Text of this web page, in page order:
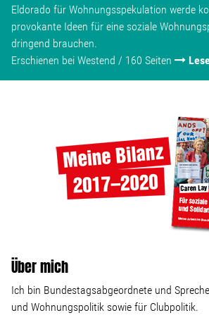
Eldorado für Wohnungsspekulation werde
provokante Ideen für eine soziale
dringend brauchen.
Erschienen bei Westend / 160 Seiten
Über mich
Ich bin Bundestagsabgeordnete und
und Wohnungspolitik sowie für Clubpolitik.